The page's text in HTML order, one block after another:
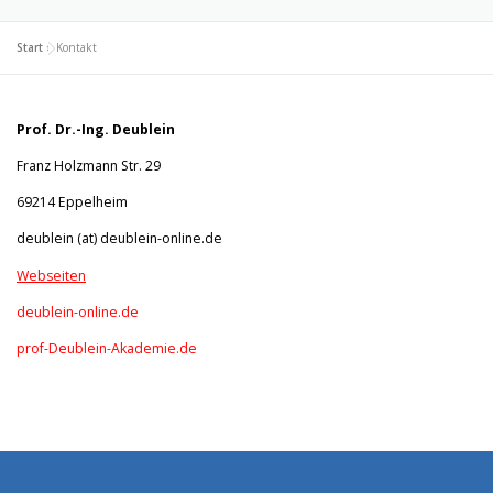
Start »Kontakt
Prof. Dr.-Ing. Deublein
Franz Holzmann Str. 29
69214 Eppelheim
deublein (at) deublein-online.de
Webseiten
deublein-online.de
prof-Deublein-Akademie.de